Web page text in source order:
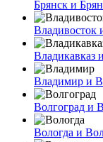
Брянск и
Владивосток
Владикавказ
Владимир и
Волгоград и
Вологда и